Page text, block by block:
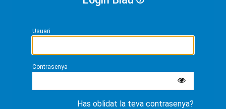
Usuari
Contrasenya
Has oblidat la teva contrasenya?